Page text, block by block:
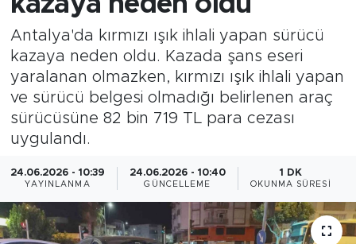
Antalya'da kırmızı ışık ihlali yapan sürücü
kazaya neden oldu. Kazada şans eseri
yaralanan olmazken, kırmızı ışık ihlali yapan
ve sürücü belgesi olmadığı belirlenen araç
sürücüsüne 82 bin 719 TL para cezası
uygulandı.
24.06.2026 - 10:39
YAYINLANMA
24.06.2026 - 10:40
GÜNCELLEME
1 DK
OKUNMA SÜRESI
İlçeler
Kültür- Sanat
Magazin
Özel Haber
Politika
Resmi İlanlar
Son Dakika Haberleri
Haber Arşivi